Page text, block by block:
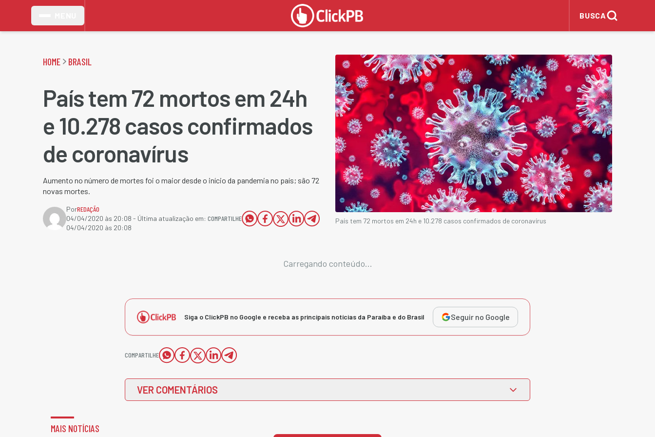
BUSCA
HOME BRASIL
País tem 72 mortos em 24h
e 10.278 casos confirmados
de coronavírus
Aumento no número de mortes foi o maior desde o início da pandemia no país; são 72
novas mortes.
PorREDAÇÃO
04/04/2020 às 20:08 - Última atualização em:
04/04/2020 às 20:08
COMPARTILHE País tem 72 mortos em 24h e 10.278 casos confirmados de coronavírus
Carregando conteúdo...
Siga o ClickPB no Google e receba as principais notícias da Paraíba e do Brasil Seguir no Google
COMPARTILHE
VER COMENTÁRIOS
MAIS NOTÍCIAS